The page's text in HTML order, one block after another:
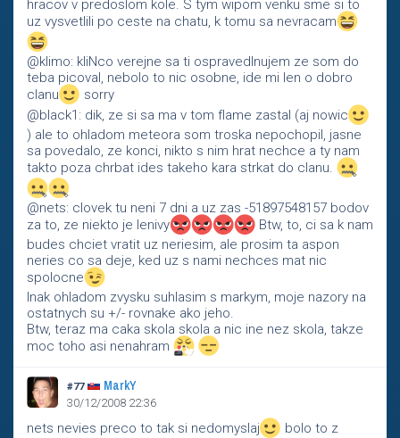
hracov v predoslom kole. S tym wipom venku sme si to
uz vysvetlili po ceste na chatu, k tomu sa nevracam
@klimo: kliNco verejne sa ti ospravedlnujem ze som do
teba picoval, nebolo to nic osobne, ide mi len o dobro
clanu
sorry
@black1: dik, ze si sa ma v tom flame zastal (aj nowic
) ale to ohladom meteora som troska nepochopil, jasne
sa povedalo, ze konci, nikto s nim hrat nechce a ty nam
takto poza chrbat ides takeho kara strkat do clanu.
@nets: clovek tu neni 7 dni a uz zas -51897548157 bodov
za to, ze niekto je lenivy
Btw, to, ci sa k nam
budes chciet vratit uz neriesim, ale prosim ta aspon
neries co sa deje, ked uz s nami nechces mat nic
spolocne
Inak ohladom zvysku suhlasim s markym, moje nazory na
ostatnych su +/- rovnake ako jeho.
Btw, teraz ma caka skola skola a nic ine nez skola, takze
moc toho asi nenahram
#77 MarkY
30/12/2008 22:36
nets nevies preco to tak si nedomyslaj
bolo to z